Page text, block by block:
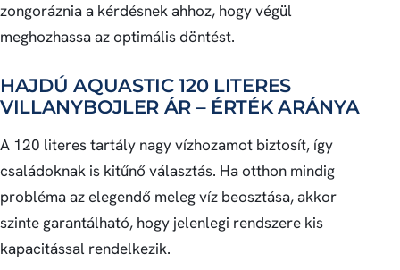
zongoráznia a kérdésnek ahhoz, hogy végül
meghozhassa az optimális döntést.
HAJDÚ AQUASTIC 120 LITERES
VILLANYBOJLER ÁR – ÉRTÉK ARÁNYA
A 120 literes tartály nagy vízhozamot biztosít, így
családoknak is kitűnő választás. Ha otthon mindig
probléma az elegendő meleg víz beosztása, akkor
szinte garantálható, hogy jelenlegi rendszere kis
kapacitással rendelkezik.